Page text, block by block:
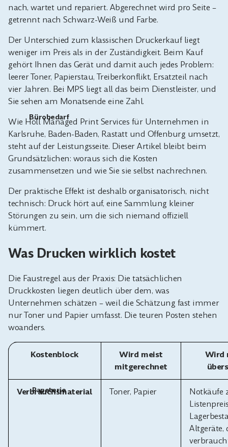
Bürobedarf
Papeterie
nach, wartet und repariert. Abgerechnet wird pro Seite –
getrennt nach Schwarz-Weiß und Farbe.
Der Unterschied zum klassischen Druckerkauf liegt
weniger im Preis als in der Zuständigkeit. Beim Kauf
gehört Ihnen das Gerät und damit auch jedes Problem:
leerer Toner, Papierstau, Treiberkonflikt, Ersatzteil nach
vier Jahren. Bei MPS liegt all das beim Dienstleister, und
Sie sehen am Monatsende eine Zahl.
Wie HöllManaged Print Services für Unternehmen in
Karlsruhe, Baden-Baden, Rastatt und Offenburg umsetzt,
steht auf der Leistungsseite. Dieser Artikel bleibt beim
Grundsätzlichen: woraus sich die Kosten
zusammensetzen und wie Sie sie selbst nachrechnen.
Der praktische Effekt ist deshalb organisatorisch, nicht
technisch: Druck hört auf, eine Sammlung kleiner
Störungen zu sein, um die sich niemand offiziell
kümmert.
Was Drucken wirklich kostet
Die Faustregel aus der Praxis: Die tatsächlichen
Druckkosten liegen deutlich über dem, was
Unternehmen schätzen – weil die Schätzung fast immer
nur Toner und Papier umfasst. Die teuren Posten stehen
woanders.
Kostenblock
Wird meist
mitgerechnet
Wird
Verbrauchsmaterial Toner, Papier
Notkäufe
Altgeräte,